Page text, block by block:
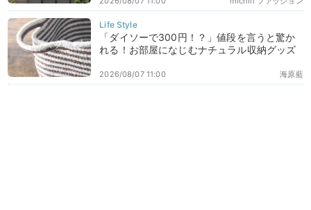
「ダイソーで300円！？」値段を言うと驚か
れる！お部屋になじむナチュラル収納グッズ
海原藍
2026/08/07 11:00